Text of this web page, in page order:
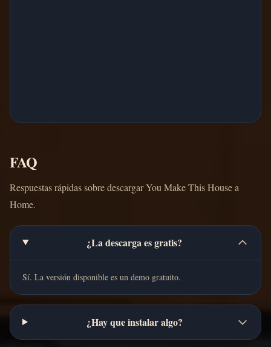
FAQ
Respuestas rápidas sobre descargar You Make This House a
Home.
¿La descarga es gratis?
Sí. La versión disponible es un demo gratuito.
¿Hay que instalar algo?